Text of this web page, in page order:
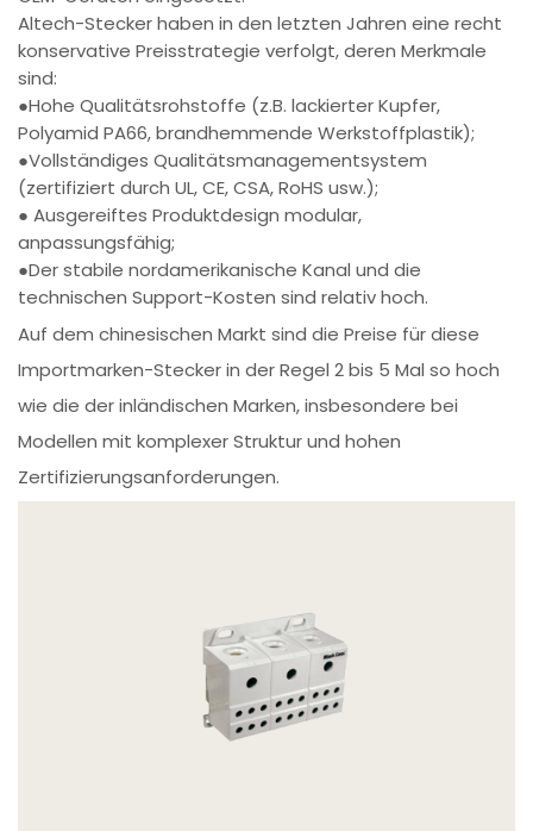
Altech-Stecker haben in den letzten Jahren eine recht
konservative Preisstrategie verfolgt, deren Merkmale
sind:
●Hohe Qualitätsrohstoffe (z.B. lackierter Kupfer,
Polyamid PA66, brandhemmende Werkstoffplastik);
●Vollständiges Qualitätsmanagementsystem
(zertifiziert durch UL, CE, CSA, RoHS usw.);
● Ausgereiftes Produktdesign modular,
anpassungsfähig;
●Der stabile nordamerikanische Kanal und die
technischen Support-Kosten sind relativ hoch.
Auf dem chinesischen Markt sind die Preise für diese
Importmarken-Stecker in der Regel 2 bis 5 Mal so hoch
wie die der inländischen Marken, insbesondere bei
Modellen mit komplexer Struktur und hohen
Zertifizierungsanforderungen.